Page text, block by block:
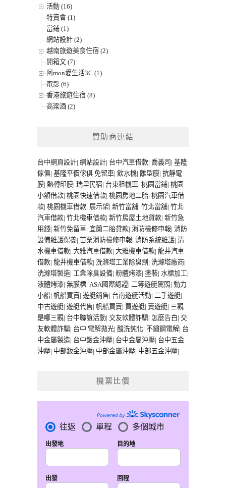
活動 (16)
特賣會 (1)
當鋪 (1)
網站設計 (2)
越南旅遊美食住宿 (2)
開箱文 (7)
阿mon愛生活3C (1)
電影 (6)
香港旅遊住宿 (8)
高粱酒 (2)
贊助商連結
台中網頁設計| 網站設計| 台中汽車借款| 喬義司 | 基隆
傢俱| 基隆平價傢俱 免留車| 飲水機| 離型膜| 抗靜電
膜| 熱轉印膜| 瑞里民宿| 台東租機車| 桃園當鋪| 桃園
小額借款| 桃園快速借款| 桃園房地二胎| 桃園汽車借
款| 桃園機車借款| 展示架| 新竹當舖| 竹北當舖| 竹北
汽車借款| 竹北機車借款| 新竹房屋土地貸款| 新竹急
用錢| 新竹免留車| 宜蘭二胎貸款| 消防檢修申報| 消防
設備維護保養| 苗栗消防檢修申報| 消防系統維護| 清
水機車借款| 大雅汽車借款| 大雅機車借款| 龍井汽車
借款| 龍井機車借款| 洗滌塔工業除臭劑 | 洗滌塔廠商|
洗滌塔製造| 工業除臭設備| 粉體烤漆| 塗裝| 水標加工|
液體烤漆| 無膜標| ASA國際認證| 二等遊艇駕照| 動力
小船| 帆船買賣| 遊艇銷售| 台南遊艇活動| 二手遊艇|
中古遊艇| 遊艇代售| 帆船買賣| 買遊艇| 賣遊艇| 三觀
是哪三觀| 台中聯誼活動| 交友軟體詐騙| 怎麼告白| 交
友軟體詐騙| 台中 電解拋光| 酸洗鈍化| 不鏽鋼電解| 台
中金屬製造| 台中鈑金沖壓| 台中金屬沖壓| 台中五金
沖壓| 中部鈑金沖壓| 中部金屬沖壓| 中部五金沖壓|
機票比價